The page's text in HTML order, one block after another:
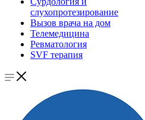
слухопротезирование
Вызов врача на дом
Телемедицина
Ревматология
SVF терапия